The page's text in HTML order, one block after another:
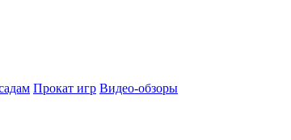
Прокат игр Видео-обзоры